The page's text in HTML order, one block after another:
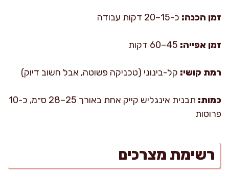
זמן הכנה: כ-15–20 דקות עבודה
זמן אפייה:
רמת קושי: קל-בינוני (טכניקה פשוטה, אבל חשוב דיוק)
כמות:
תבנית אינגליש קייק אחת באורך 25–28 ס״מ, כ-10
פרוסות
רשימת מצרכים